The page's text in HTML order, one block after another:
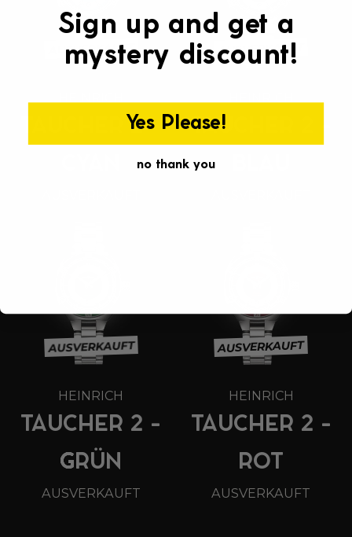
AUSVERKAUFT
TAUCHER 2 -
AUSVERKAUFT
TAUCHER 2 -
AUSVERKAUFT
HEINRICH
TAUCHER 2 -
GRÜN
AUSVERKAUFT
AUSVERKAUFT
HEINRICH
TAUCHER 2 -
ROT
AUSVERKAUFT
Sign up and get a
mystery discount!
Yes Please!
no thank you